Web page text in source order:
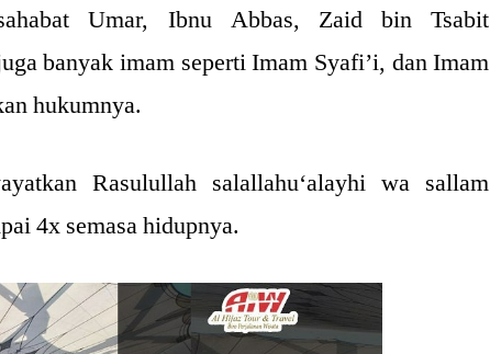
Umar, Ibnu Abbas, Zaid bin Tsabit
banyak imam seperti Imam Syafi’i, dan Imam
hukumnya.
Rasulullah salallahu‘alayhi wa sallam
4x semasa hidupnya.